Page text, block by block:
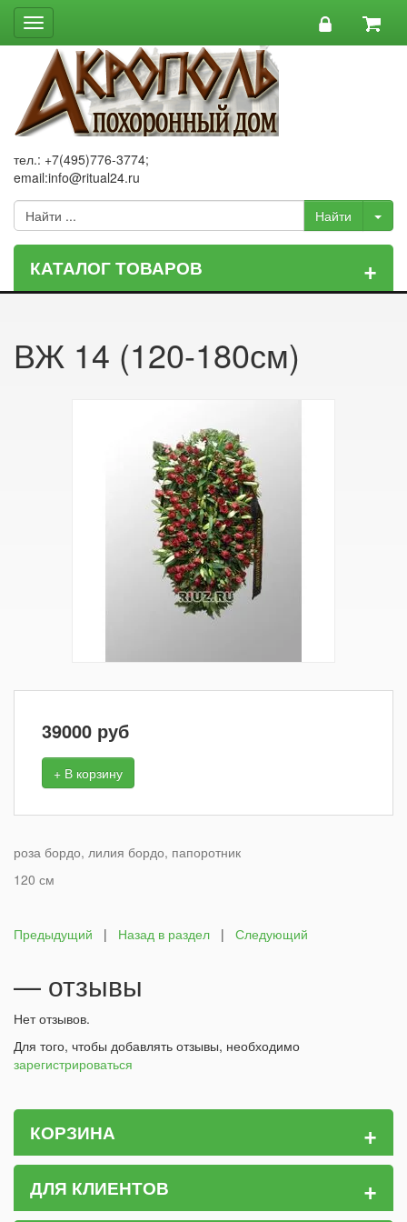
Toggle
navigation
тел.: +7(495)776-3774;
email:info@ritual24.ru
КАТАЛОГ ТОВАРОВ +
ВЖ 14 (120-180см)
39000 руб
+ В корзину
роза бордо, лилия бордо, папоротник
120 см
Предыдущий | Назад в раздел | Следующий
— отзывы
Нет отзывов.
Для того, чтобы добавлять отзывы, необходимо
зарегистрироваться
КОРЗИНА +
ДЛЯ КЛИЕНТОВ +